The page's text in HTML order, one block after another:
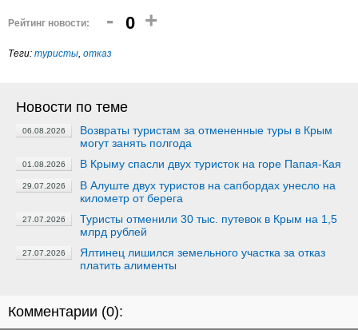
Рейтинг новости: - 0 +
Теги: туристы, отказ
Новости по теме
06.08.2026
Возвраты туристам за отмененные туры в Крым
могут занять полгода
01.08.2026 В Крыму спасли двух туристок на горе Папая-Кая
29.07.2026
В Алуште двух туристов на сапбордах унесло на
километр от берега
27.07.2026
Туристы отменили 30 тыс. путевок в Крым на 1,5
млрд рублей
27.07.2026
Ялтинец лишился земельного участка за отказ
платить алименты
Комментарии (0):